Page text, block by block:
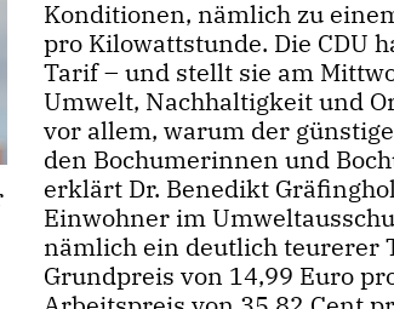
Konditionen, nämlich zu
pro Kilowattstunde. Die CDU
Tarif – und stellt sie am
Umwelt, Nachhaltigkeit und
vor allem, warum der
den Bochumerinnen und
erklärt Dr. Benedikt
Einwohner im
nämlich ein deutlich teurerer
Grundpreis von 14,99 Euro